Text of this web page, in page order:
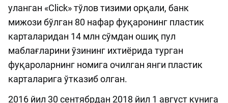
уланган «Click» тўлов тизими орқали, банк
мижози бўлган 80 нафар фуқаронинг пластик
карталаридан 14 млн сўмдан ошиқ пул
маблағларини ўзининг ихтиёрида турган
фуқароларнинг номига очилган янги пластик
карталарига ўтказиб олган.
2016 йил 30 сентябрдан 2018 йил 1 август кунига